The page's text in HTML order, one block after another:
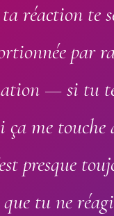
réaction te
par
— si tu
ça me touche
presque
tu ne